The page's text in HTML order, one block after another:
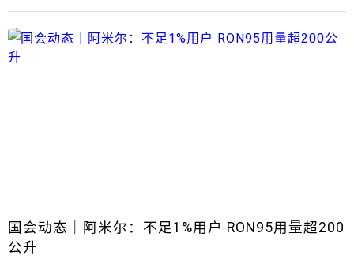
国会动态｜阿米尔：不足1%用户 RON95用量超200
公升